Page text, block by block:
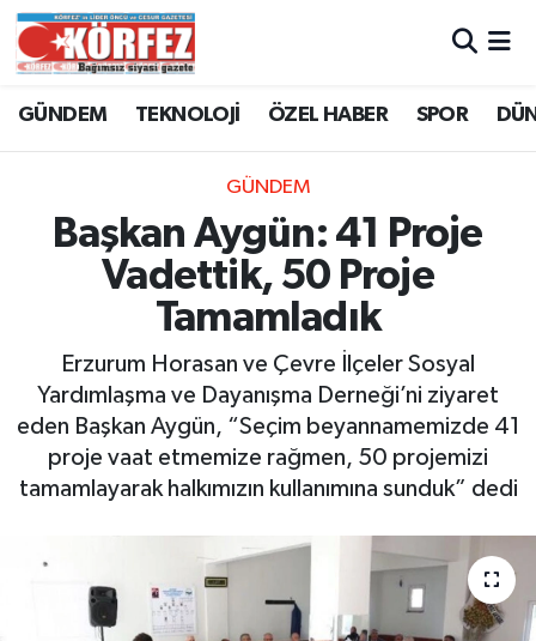
GÜNDEM TEKNOLOJİ ÖZEL HABER SPOR
GÜNDEM
Başkan Aygün: 41 Proje
Vadettik, 50 Proje
Tamamladık
Erzurum Horasan ve Çevre İlçeler Sosyal
Yardımlaşma ve Dayanışma Derneği’ni ziyaret
eden Başkan Aygün, “Seçim beyannamemizde 41
proje vaat etmemize rağmen, 50 projemizi
tamamlayarak halkımızın kullanımına sunduk” dedi
Trafik Durumu
Süper Lig Puan Durumu ve Fikstür
Tüm Manşetler
Son Dakika Haberleri
Haber Arşivi